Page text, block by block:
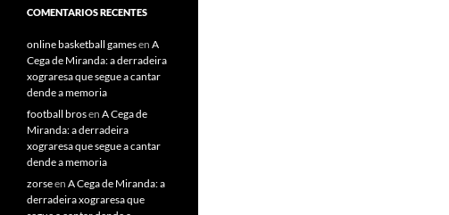
COMENTARIOS RECENTES
online basketball gamesen A
Cega de Miranda: a derradeira
xograresa que segue a cantar
dende a memoria
football brosen A Cega de
Miranda: a derradeira
xograresa que segue a cantar
dende a memoria
zorseen A Cega de Miranda: a
derradeira xograresa que